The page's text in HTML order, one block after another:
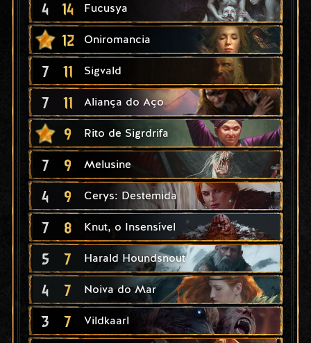
4 14 Fucusya
12 Oniromancia
7 11 Sigvald
7 11 Aliança do Aço
9 Rito de Sigrdrifa
7 9 Melusine
4 9 Cerys: Destemida
7 8 Knut, o Insensível
5 7 Harald Houndsnout
4 7 Noiva do Mar
3 7 Vildkaarl